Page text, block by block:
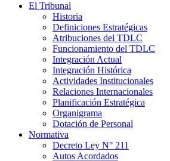
El Tribunal
Historia
Definiciones Estratégicas
Atribuciones del TDLC
Funcionamiento del TDLC
Integración Actual
Integración Histórica
Actividades Institucionales
Relaciones Internacionales
Planificación Estratégica
Organigrama
Dotación de Personal
Normativa
Decreto Ley N° 211
Autos Acordados